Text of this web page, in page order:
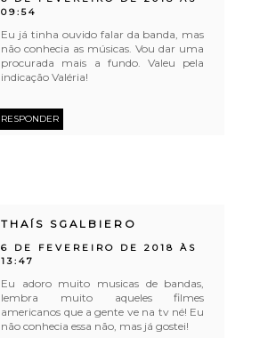
09:54
Eu já tinha ouvido falar da banda, mas
não conhecia as músicas. Vou dar uma
procurada mais a fundo. Valeu pela
indicação Valéria!
RESPONDER
THAÍS SGALBIERO
6 DE FEVEREIRO DE 2018 ÀS
13:47
Eu adoro muito musicas de bandas,
lembra muito aqueles filmes
americanos que a gente ve na tv né! Eu
não conhecia essa não, mas já gostei!